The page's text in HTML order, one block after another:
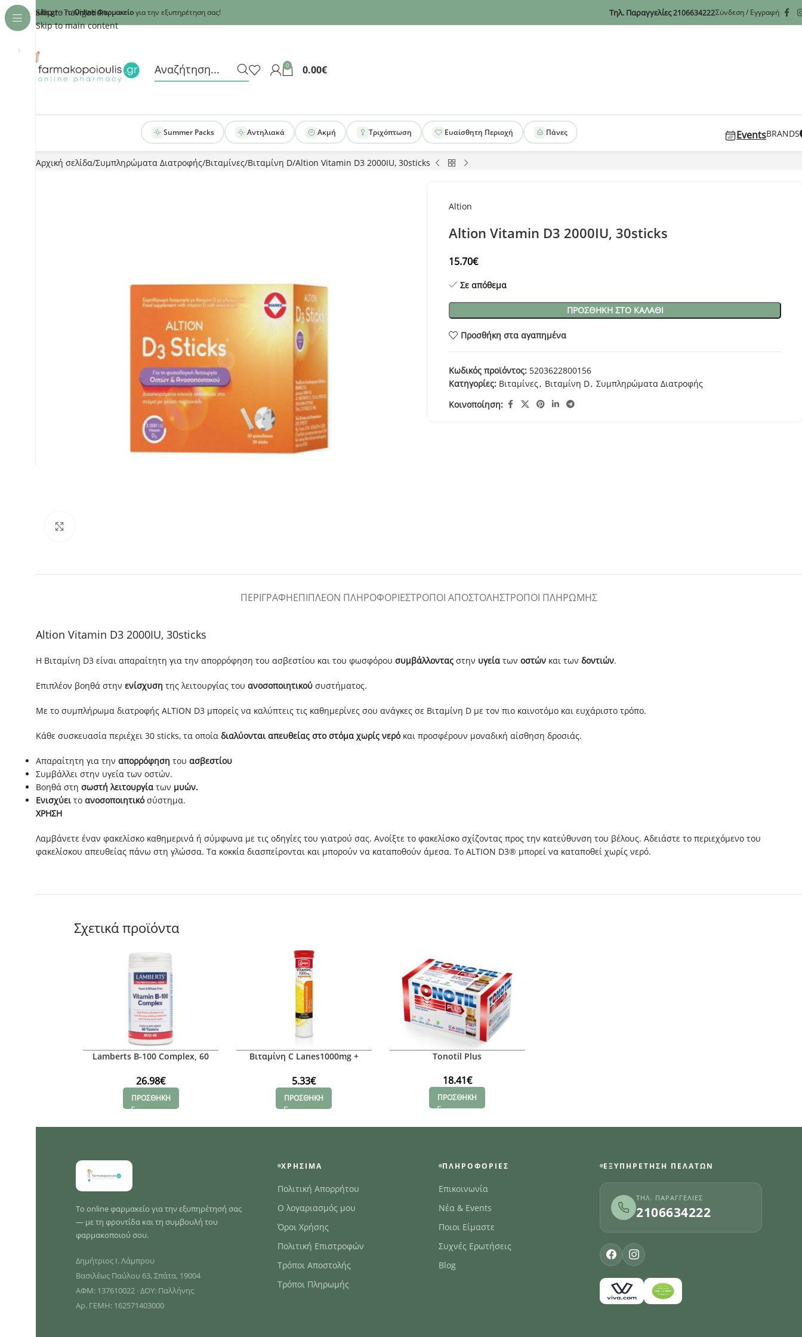
Skip to navigation
Skip to main content
›
- ΤοOnline Φαρμακείογια την εξυπηρέτηση σας! Τηλ. Παραγγελίες2106634222Σύνδεση / Εγγραφή
0 0.00€
Summer Packs Αντηλιακά Ακμή Τριχόπτωση Ευαίσθητη Περιοχή Πάνες EventsBRANDS
Αρχική σελίδα Συμπληρώματα Διατροφής Βιταμίνες Βιταμίνη D Altion Vitamin D3 2000IU, 30sticks
Altion
Altion Vitamin D3 2000IU, 30sticks
15.70€
Σε απόθεμα
ΠΡΟΣΘΉΚΗ ΣΤΟ ΚΑΛΆΘΙ
Προσθήκη στα αγαπημένα
Κωδικός προϊόντος: 5203622800156
Κατηγορίες: Βιταμίνες, Βιταμίνη D, Συμπληρώματα Διατροφής
Κοινοποίηση:
ΠΕΡΙΓΡΑΦΉΕΠΙΠΛΈΟΝ ΠΛΗΡΟΦΟΡΊΕΣΤΡΌΠΟΙ ΑΠΟΣΤΟΛΉΣΤΡΌΠΟΙ ΠΛΗΡΩΜΉΣ
Altion Vitamin D3 2000IU, 30sticks
Η Βιταμίνη D3 είναι απαραίτητη για την απορρόφηση του ασβεστίου και του φωσφόρου συμβάλλοντας στην υγεία των οστών και των δοντιών.
Επιπλέον βοηθά στην ενίσχυση της λειτουργίας του ανοσοποιητικού συστήματος.
Με το συμπλήρωμα διατροφής ALTION D3 μπορείς να καλύπτεις τις καθημερίνες σου ανάγκες σε Βιταμίνη D με τον πιο καινοτόμο και ευχάριστο τρόπο.
Κάθε συσκευασία περιέχει 30 sticks, τα οποία διαλύονται απευθείας στο στόμα χωρίς νερόκαι προσφέρουν μοναδική αίσθηση δροσιάς.
Απαραίτητη για την απορρόφηση του ασβεστίου
Συµβάλλει στην υγεία των οστών.
Βοηθά στη σωστή λειτουργία των µυών.
Ενισχύει το ανοσοποιητικόσύστηµα.
ΧΡΗΣΗ
Λαμβάνετε έναν φακελίσκο καθημερινά ή σύμφωνα με τις οδηγίες του γιατρού σας. Ανοίξτε το φακελίσκο σχίζοντας προς την κατεύθυνση του βέλους. Αδειάστε το περιεχόμενο του
φακελίσκου απευθείας πάνω στη γλώσσα. Τα κοκκία διασπείρονται και μπορούν να καταποθούν άμεσα. Το ALTION D3® μπορεί να καταποθεί χωρίς νερό.
Σχετικά προϊόντα
Lamberts B-100 Complex, 60
26.98€
ΠΡΟΣΘΗΚΗ
Βιταμίνη C Lanes1000mg +
5.33€
ΠΡΟΣΘΗΚΗ
Tonotil Plus
18.41€
ΠΡΟΣΘΗΚΗ
Το online φαρμακείο για την εξυπηρέτησή σας
— με τη φροντίδα και τη συμβουλή του
φαρμακοποιού σου.
Δημήτριος Ι. Λάμπρου
Βασιλέως Παύλου 63, Σπάτα, 19004
ΑΦΜ: 137610022 · ΔΟΥ: Παλλήνης
Αρ. ΓΕΜΗ: 162571403000
ΧΡΉΣΙΜΑ
Πολιτική Απορρήτου
Ο λογαριασμός μου
Όροι Χρήσης
Πολιτική Επιστροφών
Τρόποι Αποστολής
Τρόποι Πληρωμής
ΠΛΗΡΟΦΟΡΊΕΣ
Επικοινωνία
Νέα & Events
Ποιοι Είμαστε
Συχνές Ερωτήσεις
Blog
ΕΞΥΠΗΡΈΤΗΣΗ ΠΕΛΑΤΏΝ
ΤΗΛ. ΠΑΡΑΓΓΕΛΊΕΣ
2106634222